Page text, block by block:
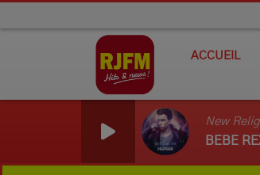
ACCUEIL
New
BEBE